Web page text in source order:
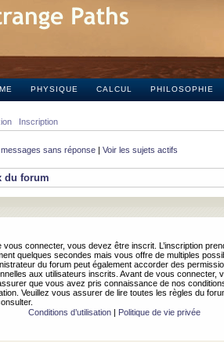
PHYSIQUE CALCUL PHILOSOPHIE
Inscription
messages sans réponse | Voir les sujets actifs
du forum
vous connecter, vous devez être inscrit. L’inscription
quelques secondes mais vous offre de multiples
du forum peut également accorder des
aux utilisateurs inscrits. Avant de vous connecter,
que vous avez pris connaissance de nos
Veuillez vous assurer de lire toutes les règles du
Conditions d’utilisation| Politique de vie privée